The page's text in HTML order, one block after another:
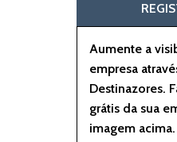
Aumente a
empresa
Destinazores.
grátis da sua
imagem acima.